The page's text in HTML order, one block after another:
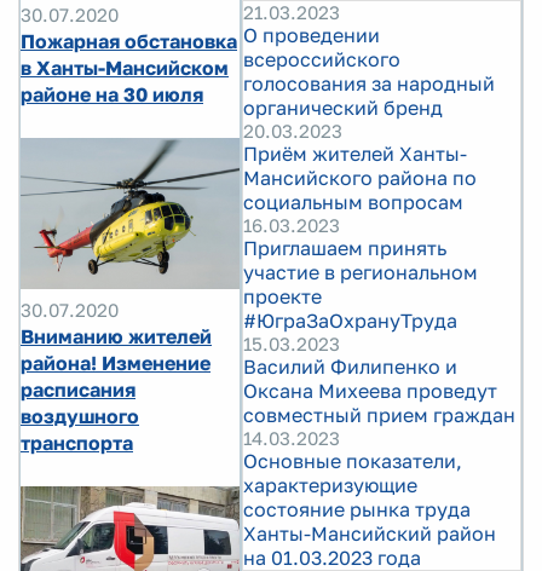
30.07.2020
Пожарная обстановка
в Ханты-Мансийском
районе на 30 июля
30.07.2020
Вниманию жителей
района! Изменение
расписания
воздушного
транспорта
21.03.2023
О проведении
всероссийского
голосования за народный
органический бренд
20.03.2023
Приём жителей Ханты-
Мансийского района по
социальным вопросам
16.03.2023
Приглашаем принять
участие в региональном
проекте
#ЮграЗаОхрануТруда
15.03.2023
Василий Филипенко и
Оксана Михеева проведут
совместный прием граждан
14.03.2023
Основные показатели,
характеризующие
состояние рынка труда
Ханты-Мансийский район
на 01.03.2023 года